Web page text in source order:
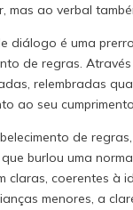
mas ao verbal
diálogo é uma
de regras.
relembradas
ao seu
de
burlou uma
claras, coerentes à
menores, a